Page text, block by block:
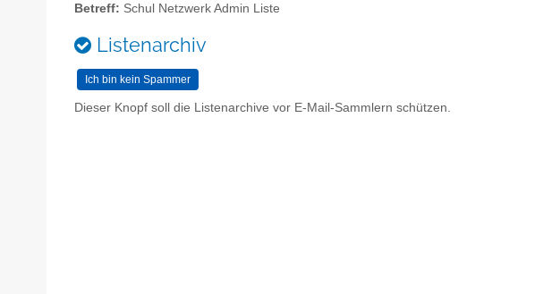
Betreff: Schul Netzwerk Admin Liste
Listenarchiv
Dieser Knopf soll die Listenarchive vor E-Mail-Sammlern schützen.